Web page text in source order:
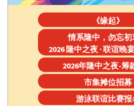
《缘起》
情系隆中，勿忘初
2026 隆中之夜 · 联谊晚
2026年隆中之夜-筹
市集摊位招募
游泳联谊比赛报